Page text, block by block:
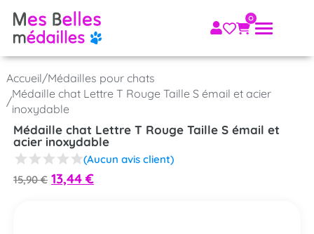
Accueil/Médailles pour chats
/
Médaille chat Lettre T Rouge Taille S émail et acier
inoxydable
Médaille chat Lettre T Rouge Taille S émail et
acier inoxydable
(Aucun avis client)
15,90€ 13,44 €